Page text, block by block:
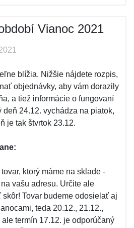
Vianoc 2021
blížia. Nižšie nájdete rozpis,
objednávky, aby vám dorazily
a tiež informácie o fungovaní
deň 24.12. vychádza na piatok,
je tak štvrtok 23.12.
ktorý máme na sklade -
vašu adresu. Určite ale
Tovar budeme odosielať aj
teda 20.12., 21.12.,
termín 17.12. je odporúčaný